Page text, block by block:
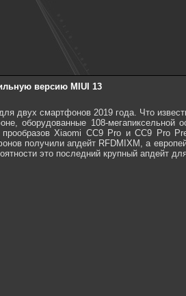
версию MIUI 13
двух смартфонов 2019 года. Что
оборудованные 108-мегапиксельной
Xiaomi CC9 Pro и CC9 Pro
получили апдейт RFDMIXM, а
это последний крупный апдейт